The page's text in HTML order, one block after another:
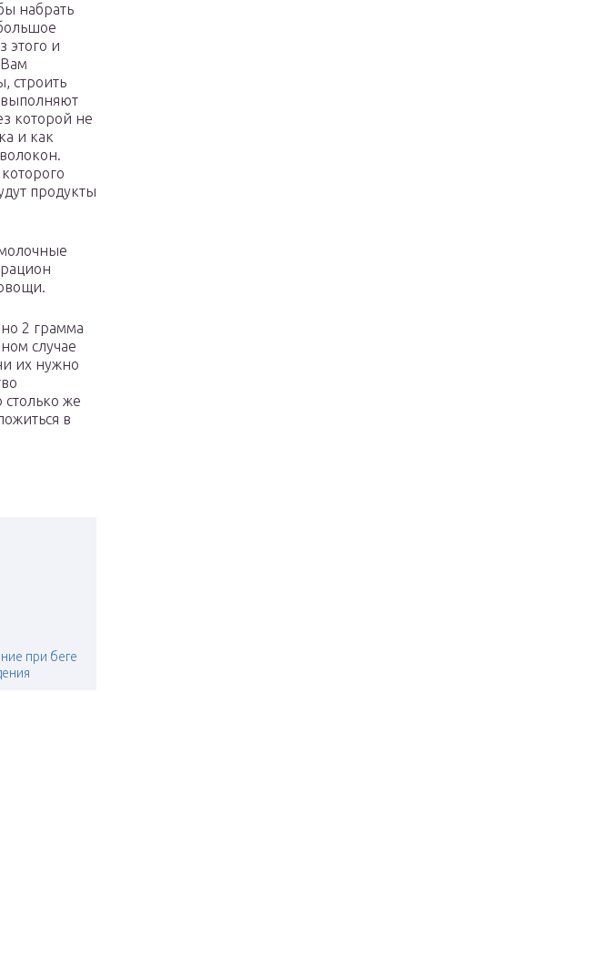
набрать
этого и
строить
которой не
и как
продукты
2 грамма
случае
их нужно
столько же
в
при беге